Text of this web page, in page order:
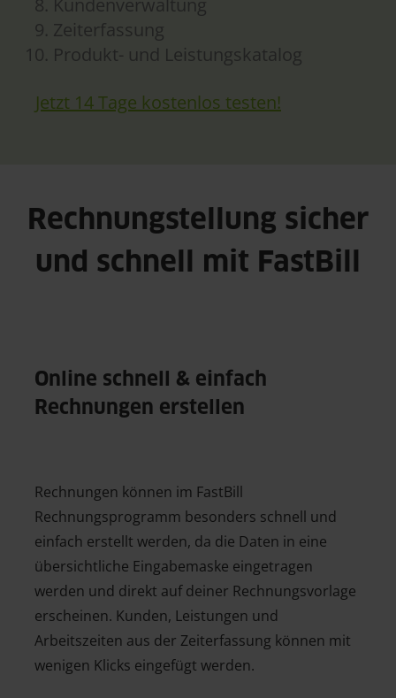
Kundenverwaltung
Zeiterfassung
Produkt- und Leistungskatalog
Jetzt 14 Tage kostenlos testen!
Rechnungstellung sicher
und schnell mit FastBill
Online schnell & einfach
Rechnungen erstellen
Rechnungen können im FastBill
Rechnungsprogramm besonders schnell und
einfach erstellt werden, da die Daten in eine
übersichtliche Eingabemaske eingetragen
werden und direkt auf deiner Rechnungsvorlage
erscheinen. Kunden, Leistungen und
Arbeitszeiten aus der Zeiterfassung können mit
wenigen Klicks eingefügt werden.